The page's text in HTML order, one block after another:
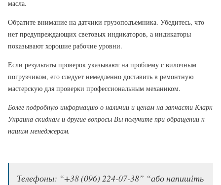
масла.
Обратите внимание на датчики грузоподъемника. Убедитесь, что
нет предупреждающих световых индикаторов, а индикаторы
показывают хорошие рабочие уровни.
Если результаты проверок указывают на проблему с вилочным
погрузчиком, его следует немедленно доставить в ремонтную
мастерскую для проверки профессиональным механиком.
Более подробную информацию о наличии и ценам на запчасти Кларк
Украина скидкам и другие вопросы Вы получите при обращении к
нашим менеджерам.
Телефоны: “+38 (096) 224-07-38” “або напишіть